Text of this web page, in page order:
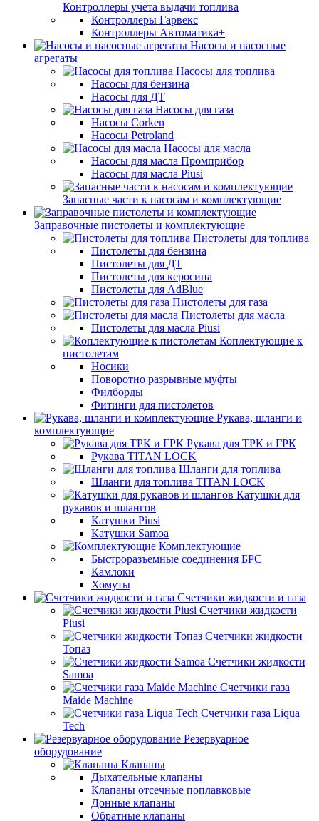
Контроллеры учета выдачи топлива
Контроллеры Гарвекс
Контроллеры Автоматика+
Насосы и насосные
агрегаты
Насосы для топлива
Насосы для бензина
Насосы для ДТ
Насосы для газа
Насосы Corken
Насосы Petroland
Насосы для масла
Насосы для масла Промприбор
Насосы для масла Piusi
Запасные части к насосам и комплектующие
Заправочные пистолеты и комплектующие
Пистолеты для топлива
Пистолеты для бензина
Пистолеты для ДТ
Пистолеты для керосина
Пистолеты для AdBlue
Пистолеты для газа
Пистолеты для масла
Пистолеты для масла Piusi
Коплектующие к
пистолетам
Носики
Поворотно разрывные муфты
Филборды
Фитинги для пистолетов
Рукава, шланги и
комплектующие
Рукава для ТРК и ГРК
Рукава TITAN LOCK
Шланги для топлива
Шланги для топлива TITAN LOCK
Катушки для
рукавов и шлангов
Катушки Piusi
Катушки Samoa
Комплектующие
Быстроразъемные соединения БРС
Камлоки
Хомуты
Счетчики жидкости и газа
Счетчики жидкости
Piusi
Счетчики жидкости
Топаз
Счетчики жидкости
Samoa
Счетчики газа
Maide Machine
Счетчики газа Liqua
Tech
Резервуарное
оборудование
Клапаны
Дыхательные клапаны
Клапаны отсечные поплавковые
Донные клапаны
Обратные клапаны